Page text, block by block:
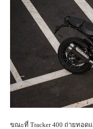
ขณะที่ Tracker 400 ถ่ายทอด